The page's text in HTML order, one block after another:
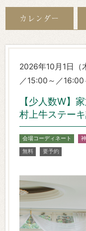
カレンダー
2026年10月1日（
／15:00～／16:00
【少人数W】
村上牛ステー
会場コーディネート
無料
要予約